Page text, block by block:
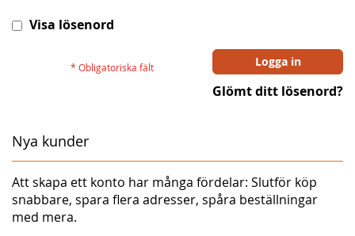
Visa lösenord
Logga in
Glömt ditt lösenord?
Nya kunder
Att skapa ett konto har många fördelar: Slutför köp
snabbare, spara flera adresser, spåra beställningar
med mera.